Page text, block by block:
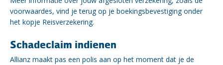
voorwaardes, vind je terug op je boekingsbevestiging onder
het kopje Reisverzekering.
Schadeclaim indienen
Allianz maakt pas een polis aan op het moment dat je de